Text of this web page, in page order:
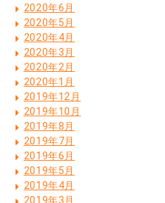
2020年6月
2020年5月
2020年4月
2020年3月
2020年2月
2020年1月
2019年12月
2019年10月
2019年8月
2019年7月
2019年6月
2019年5月
2019年4月
2019年3月